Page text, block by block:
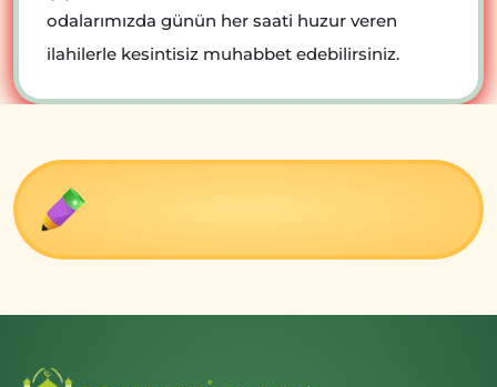
odalarımızda günün her saati huzur veren
ilahilerle kesintisiz muhabbet edebilirsiniz.